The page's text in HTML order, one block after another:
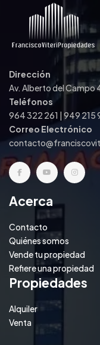
Dirección
Av. Alberto del Campo
Teléfonos
964 322 261 | 949 215
Correo Electrónico
Acerca
Contacto
Quiénes somos
Vende tu propiedad
Refiere una propiedad
Propiedades
Alquiler
Venta